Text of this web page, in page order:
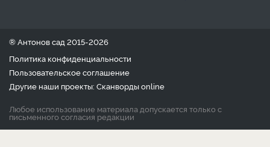
® Антонов сад 2015-2026
Политика конфиденциальности
Пользовательское соглашение
Другие наши проекты: Сканвордыonline
Любое использование материала допускается только с
письменного согласия редакции